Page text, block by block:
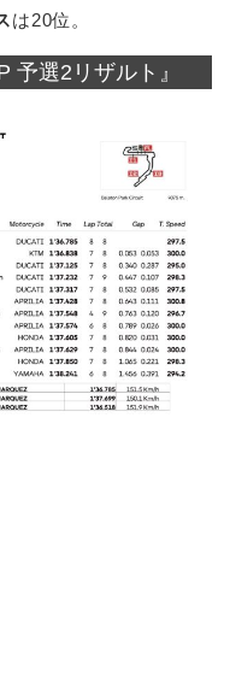
は20位。
予選2リザルト』